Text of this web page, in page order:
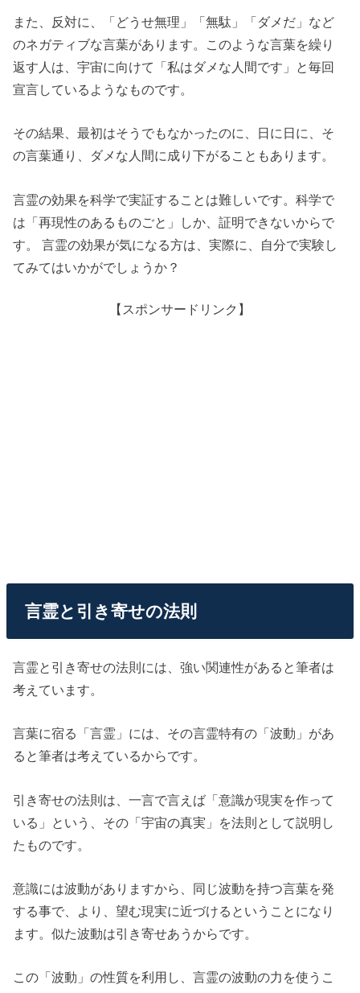
また、反対に、「どうせ無理」「無駄」「ダメだ」など
のネガティブな言葉があります。このような言葉を繰り
返す人は、宇宙に向けて「私はダメな人間です」と毎回
宣言しているようなものです。
その結果、最初はそうでもなかったのに、日に日に、そ
の言葉通り、ダメな人間に成り下がることもあります。
言霊の効果を科学で実証することは難しいです。科学で
は「再現性のあるものごと」しか、証明できないからで
す。 言霊の効果が気になる方は、実際に、自分で実験し
てみてはいかがでしょうか？
【スポンサードリンク】
言霊と引き寄せの法則
言霊と引き寄せの法則には、強い関連性があると筆者は
考えています。
言葉に宿る「言霊」には、その言霊特有の「波動」があ
ると筆者は考えているからです。
引き寄せの法則は、一言で言えば「意識が現実を作って
いる」という、その「宇宙の真実」を法則として説明し
たものです。
意識には波動がありますから、同じ波動を持つ言葉を発
する事で、より、望む現実に近づけるということになり
ます。似た波動は引き寄せあうからです。
この「波動」の性質を利用し、言霊の波動の力を使うこ